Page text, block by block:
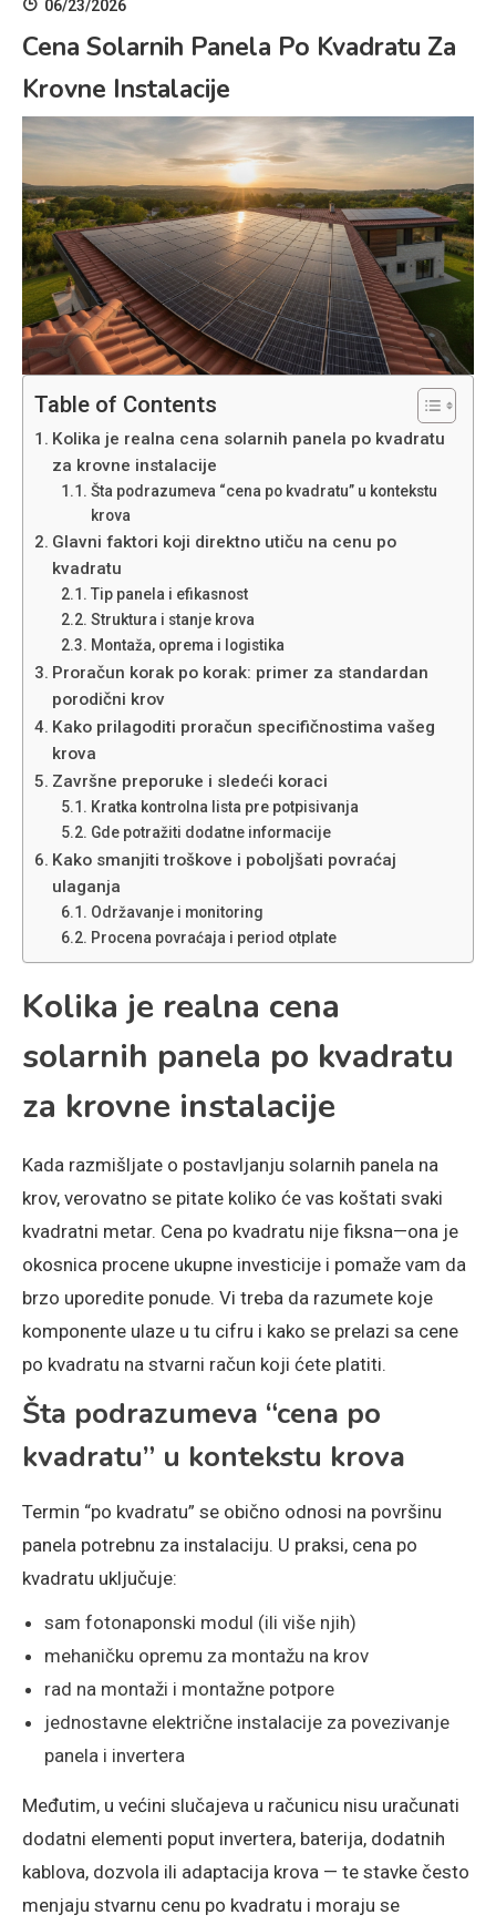
06/23/2026
Cena Solarnih Panela Po Kvadratu Za
Krovne Instalacije
Table of Contents
Kolika je realna cena solarnih panela po kvadratu
za krovne instalacije
Šta podrazumeva “cena po kvadratu” u kontekstu
krova
Glavni faktori koji direktno utiču na cenu po
kvadratu
Tip panela i efikasnost
Struktura i stanje krova
Montaža, oprema i logistika
Proračun korak po korak: primer za standardan
porodični krov
Kako prilagoditi proračun specifičnostima vašeg
krova
Završne preporuke i sledeći koraci
Kratka kontrolna lista pre potpisivanja
Gde potražiti dodatne informacije
Kako smanjiti troškove i poboljšati povraćaj
ulaganja
Održavanje i monitoring
Procena povraćaja i period otplate
Kolika je realna cena
solarnih panela po kvadratu
za krovne instalacije
Kada razmišljate o postavljanju solarnih panela na
krov, verovatno se pitate koliko će vas koštati svaki
kvadratni metar. Cena po kvadratu nije fiksna—ona je
okosnica procene ukupne investicije i pomaže vam da
brzo uporedite ponude. Vi treba da razumete koje
komponente ulaze u tu cifru i kako se prelazi sa cene
po kvadratu na stvarni račun koji ćete platiti.
Šta podrazumeva “cena po
kvadratu” u kontekstu krova
Termin “po kvadratu” se obično odnosi na površinu
panela potrebnu za instalaciju. U praksi, cena po
kvadratu uključuje:
sam fotonaponski modul (ili više njih)
mehaničku opremu za montažu na krov
rad na montaži i montažne potpore
jednostavne električne instalacije za povezivanje
panela i invertera
Međutim, u većini slučajeva u računicu nisu uračunati
dodatni elementi poput invertera, baterija, dodatnih
kablova, dozvola ili adaptacija krova — te stavke često
menjaju stvarnu cenu po kvadratu i moraju se